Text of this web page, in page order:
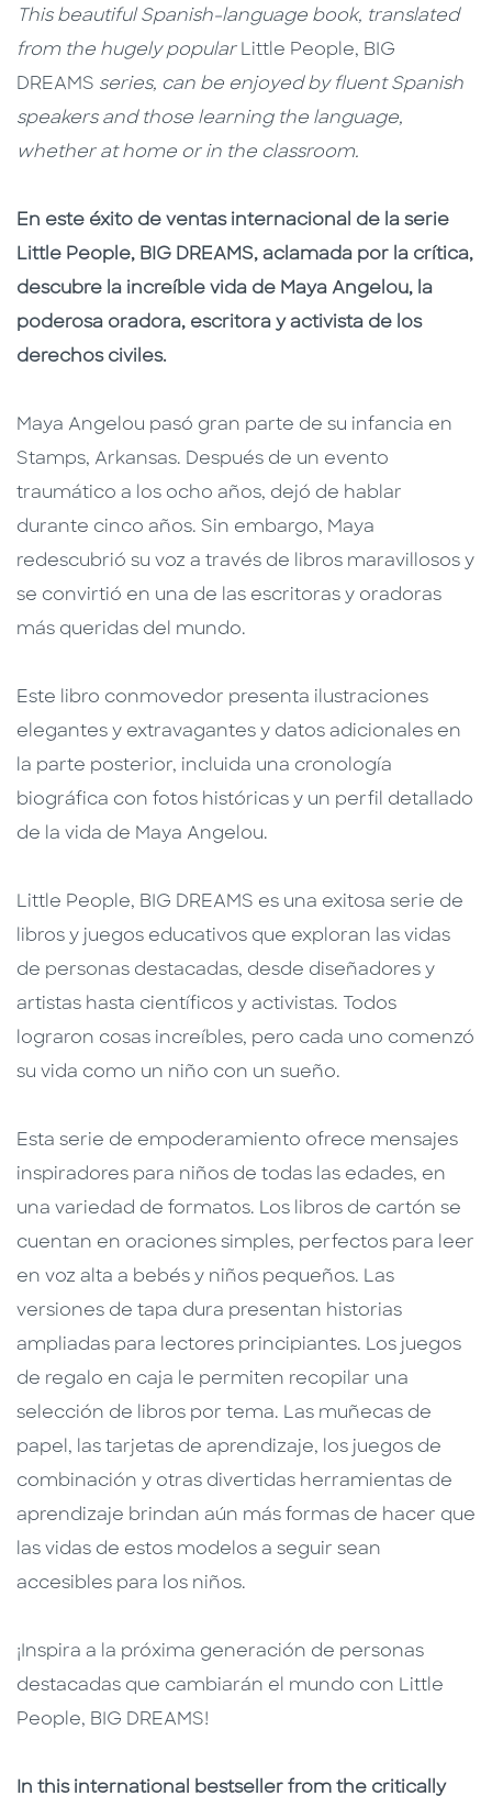
Description
Description
This beautiful Spanish-language book, translated
from the hugely popular Little People, BIG
DREAMS series, can be enjoyed by fluent Spanish
speakers and those learning the language,
whether at home or in the classroom.
En este éxito de ventas internacional de la serie
Little People, BIG DREAMS, aclamada por la crítica,
descubre la increíble vida de Maya Angelou, la
poderosa oradora, escritora y activista de los
derechos civiles.
Maya Angelou pasó gran parte de su infancia en
Stamps, Arkansas. Después de un evento
traumático a los ocho años, dejó de hablar
durante cinco años. Sin embargo, Maya
redescubrió su voz a través de libros maravillosos y
se convirtió en una de las escritoras y oradoras
más queridas del mundo.
Este libro conmovedor presenta ilustraciones
elegantes y extravagantes y datos adicionales en
la parte posterior, incluida una cronología
biográfica con fotos históricas y un perfil detallado
de la vida de Maya Angelou.
Little People, BIG DREAMS es una exitosa serie de
libros y juegos educativos que exploran las vidas
de personas destacadas, desde diseñadores y
artistas hasta científicos y activistas. Todos
lograron cosas increíbles, pero cada uno comenzó
su vida como un niño con un sueño.
Esta serie de empoderamiento ofrece mensajes
inspiradores para niños de todas las edades, en
una variedad de formatos. Los libros de cartón se
cuentan en oraciones simples, perfectos para leer
en voz alta a bebés y niños pequeños. Las
versiones de tapa dura presentan historias
ampliadas para lectores principiantes. Los juegos
de regalo en caja le permiten recopilar una
selección de libros por tema. Las muñecas de
papel, las tarjetas de aprendizaje, los juegos de
combinación y otras divertidas herramientas de
aprendizaje brindan aún más formas de hacer que
las vidas de estos modelos a seguir sean
accesibles para los niños.
¡Inspira a la próxima generación de personas
destacadas que cambiarán el mundo con Little
People, BIG DREAMS!
In this international bestseller from the critically